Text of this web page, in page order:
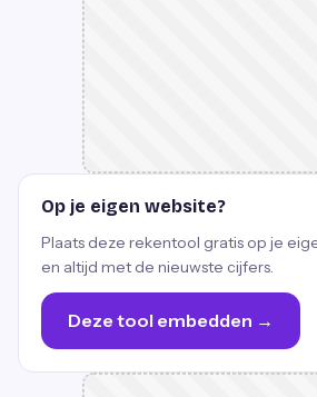
Op je eigen website?
Plaats deze rekentool gratis op je
en altijd met de nieuwste cijfers.
Deze tool embedden →